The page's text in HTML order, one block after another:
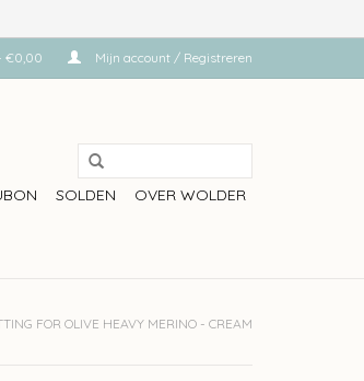
€0,00 Mijn account / Registreren
SOLDEN OVER WOLDER
FOR OLIVE HEAVY MERINO - CREAM